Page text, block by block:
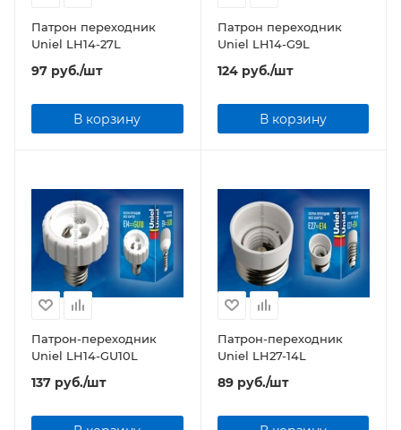
Патрон переходник
Uniel LH14-27L
97 руб./шт
В корзину
Патрон переходник
Uniel LH14-G9L
124руб./шт
В корзину
Патрон-переходник
Uniel LH14-GU10L
137 руб./шт
Патрон-переходник
Uniel LH27-14L
89руб./шт